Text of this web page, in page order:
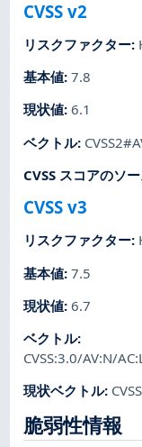
CVSS v2
リスクファクター:
基本値:7.8
現状値:6.1
ベクトル:
CVSS スコアのソ
CVSS v3
リスクファクター:
基本値:7.5
現状値:6.7
ベクトル:
CVSS:3.0/AV:N/
現状ベクトル:
脆弱性情報